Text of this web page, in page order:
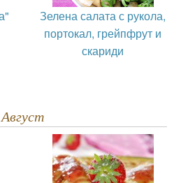
Зелена салата с рукола,
портокал, грейпфрут и
скариди
Август